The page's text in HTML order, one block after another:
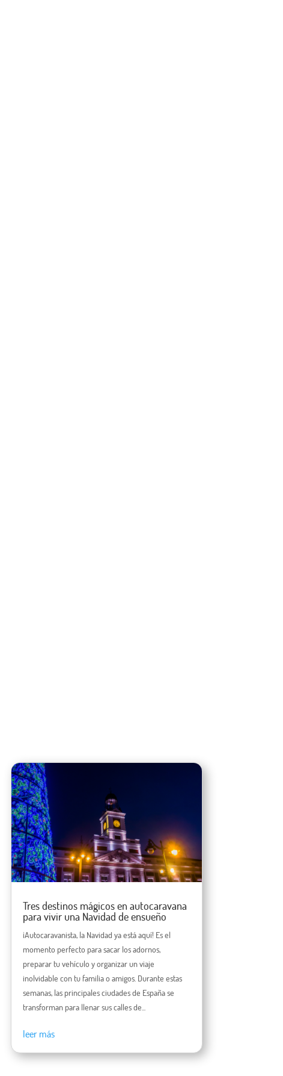
Tres destinos mágicos en autocaravana
para vivir una Navidad de ensueño
¡Autocaravanista, la Navidad ya está aquí! Es el
momento perfecto para sacar los adornos,
preparar tu vehículo y organizar un viaje
inolvidable con tu familia o amigos. Durante estas
semanas, las principales ciudades de España se
transforman para llenar sus calles de...
leer más